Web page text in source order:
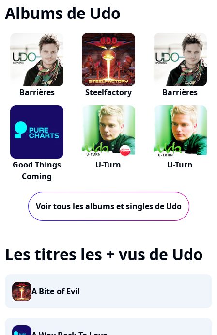
Albums de Udo
Barrières Steelfactory Barrières
Good Things
Coming
U-Turn U-Turn
Voir tous les albums et singles de Udo
Les titres les + vus de Udo
A Bite of Evil